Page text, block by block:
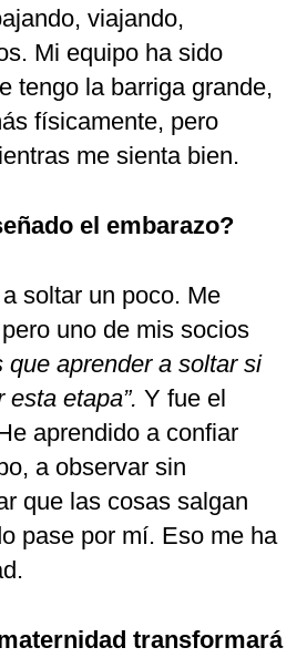
viajando,
Mi equipo ha sido
tengo la barriga grande,
físicamente, pero
me sienta bien.
el embarazo?
soltar un poco. Me
uno de mis socios
que aprender a soltar si
etapa”. Y fue el
aprendido a confiar
a observar sin
que las cosas salgan
pase por mí. Eso me ha
transformará